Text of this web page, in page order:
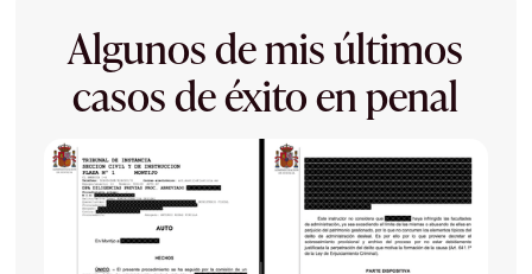
Algunos de mis últimos
casos de éxito en penal